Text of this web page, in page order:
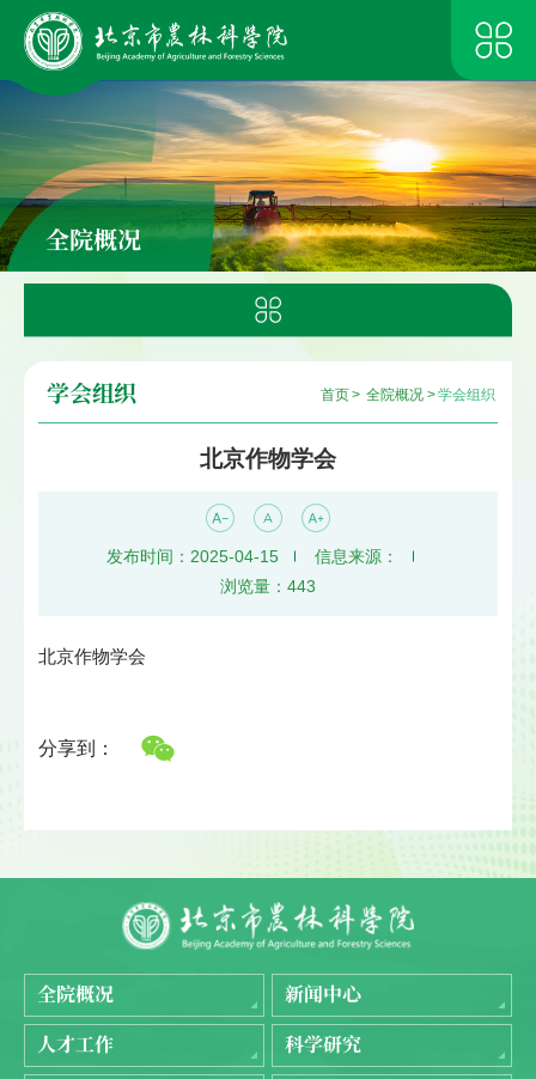
全院概况
首页> 全院概况 >学会组织
学会组织
北京作物学会
发布时间：2025-04-15
信息来源：
浏览量： 443
北京作物学会
分享到：
全院概况
新闻中心
人才工作
科学研究